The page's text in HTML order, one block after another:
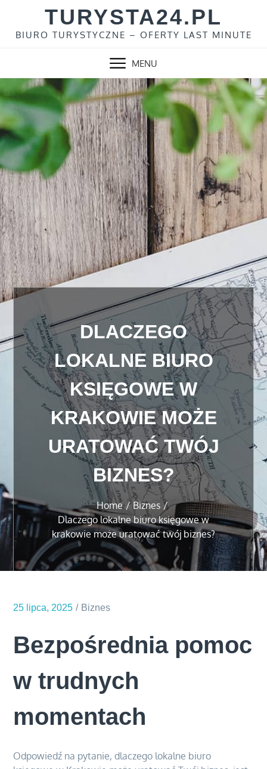
content
TURYSTA24.PL
BIURO TURYSTYCZNE – OFERTY LAST MINUTE
MENU
DLACZEGO
LOKALNE BIURO
KSIĘGOWE W
KRAKOWIE MOŻE
URATOWAĆ TWÓJ
BIZNES?
Home
Biznes
Dlaczego lokalne biuro księgowe w
krakowie może uratować twój biznes?
25 lipca, 2025 Biznes
Bezpośrednia pomoc
w trudnych
momentach
Odpowiedź na pytanie, dlaczego lokalne biuro